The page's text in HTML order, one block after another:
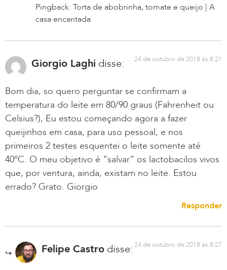
Pingback: Torta de abobrinha, tomate e queijo | A
casa encantada
Giorgio Laghi disse: 24 de outubro de 2018 às 8:21
Bom dia, so quero perguntar se confirmam a
temperatura do leite em 80/90 graus (Fahrenheit ou
Celsius?), Eu estou começando agora a fazer
queijinhos em casa, para uso pessoal, e nos
primeiros 2 testes esquentei o leite somente até
40ºC. O meu objetivo é “salvar” os lactobacilos vivos
que, por ventura, ainda, existam no leite. Estou
errado? Grato. Giorgio
Responder
Felipe Castro disse: 24 de outubro de 2018 às 8:27